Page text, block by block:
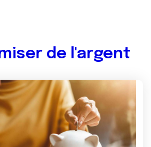
de l'argent